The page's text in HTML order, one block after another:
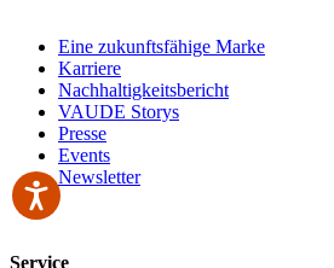
Eine zukunftsfähige Marke
Karriere
Nachhaltigkeitsbericht
VAUDE Storys
Presse
Events
Newsletter
Service